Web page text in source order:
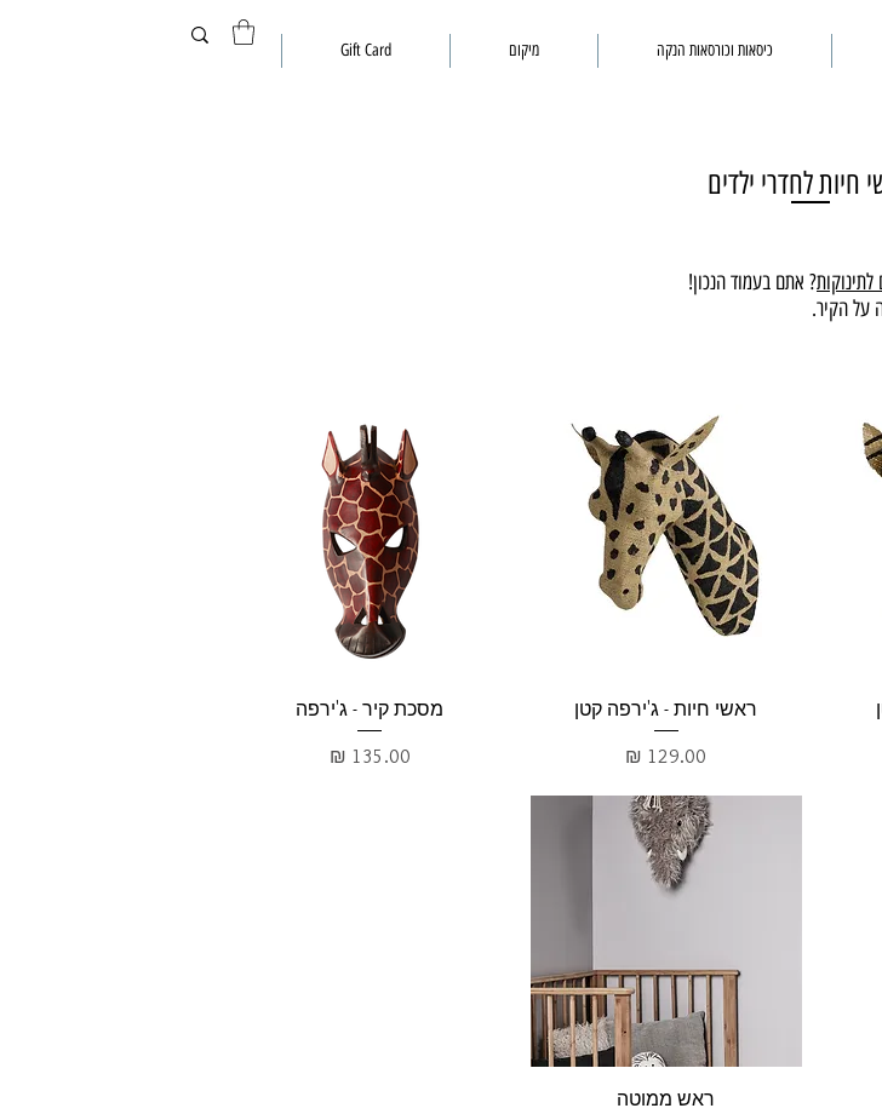
כיסאות וכורסאות הנקה מיקום Gift Card
חיות לחדרי ילדים
לתינוקות? אתם בעמוד הנכון!
על הקיר.
תצוגה מהירה
ראשי חיות - ג'ירפה קטן
מחיר
תצוגה מהירה
מסכת קיר - ג'ירפה
מחיר
תצוגה מהירה
ראש ממוטה